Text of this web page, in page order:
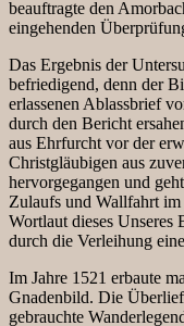
beauftragte den
eingehenden
Das Ergebnis der
befriedigend, denn der
erlassenen Ablassbrief
durch den Bericht
aus Ehrfurcht vor der
Christgläubigen aus
hervorgegangen und
Zulaufs und Wallfahrt
Wortlaut dieses
durch die Verleihung
Im Jahre 1521 erbaute
Gnadenbild. Die
gebrauchte